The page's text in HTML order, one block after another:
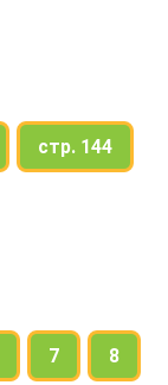
стр. 144
7 8